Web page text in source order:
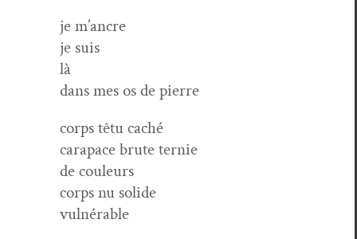
je m’ancre
je suis
là
dans mes os de pierre
corps têtu caché
cara­pace brute ternie
de couleurs
corps nu solide
vulnérable